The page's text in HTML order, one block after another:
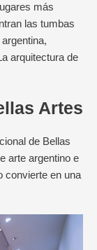
más
las tumbas
arquitectura de
Artes
de Bellas
arte argentino e
convierte en una